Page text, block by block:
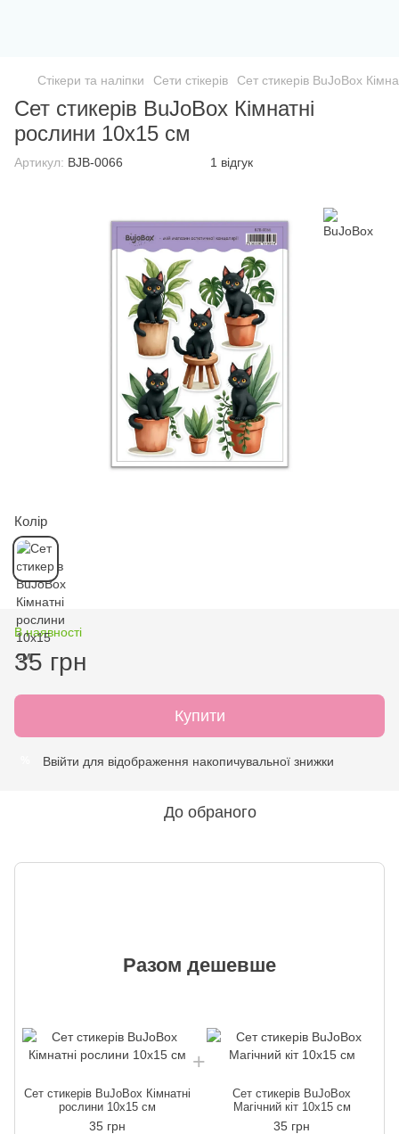
Стікери та наліпки Сети стікерів Сет стикерів BuJoBox
Сет стикерів BuJoBox Кімнатні
рослини 10х15 см
Артикул: BJB-0066 1 відгук
Колір
В наявності
35 грн
Купити
Ввійти для відображення накопичувальної знижки
До обраного
Разом дешевше
Сет стикерів BuJoBox Кімнатні
рослини 10х15 см
35 грн
Сет стикерів BuJoBox
Магічний кіт 10х15 см
35 грн